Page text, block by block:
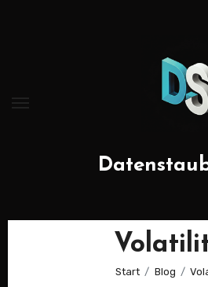
Start Blog